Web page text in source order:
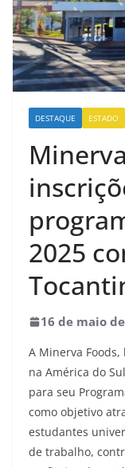
DESTAQUE ESTADO
2025
16 de maio
A Minerva
na América do
para seu
como objetivo
estudantes
de trabalho,